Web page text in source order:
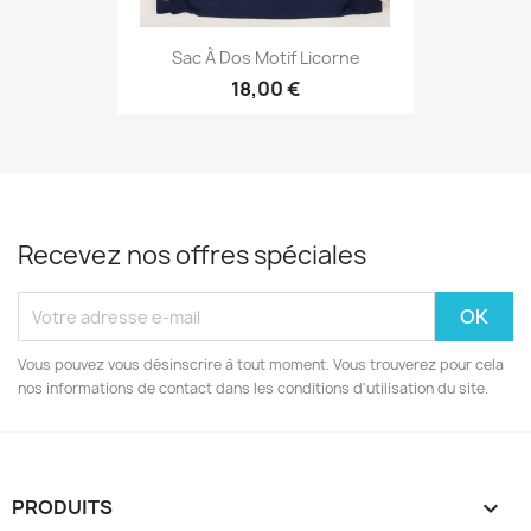
Sac À Dos Motif Licorne
18,00 €
Recevez nos offres spéciales
Vous pouvez vous désinscrire à tout moment. Vous trouverez pour cela
nos informations de contact dans les conditions d'utilisation du site.
PRODUITS 